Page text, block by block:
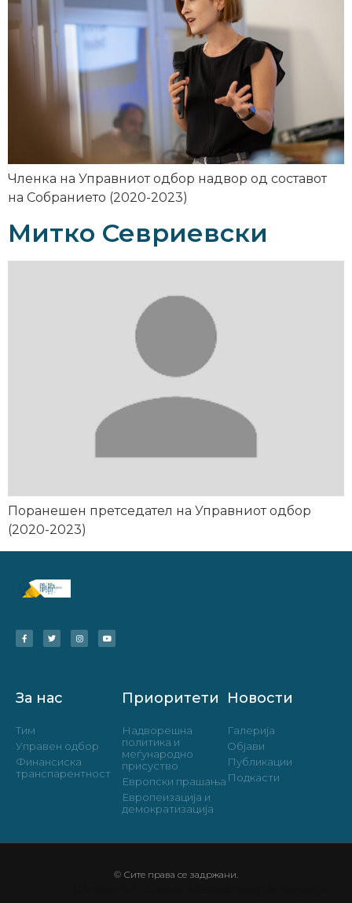
Членка на Управниот одбор надвор од составот
на Собранието (2020-2023)
Митко Севриевски
Поранешен претседател на Управниот одбор
(2020-2023)
За нас
Тим
Управен одбор
Финансиска
транспарентност
Приоритети
Надворешна
политика и
меѓународно
присуство
Европски прашања
Европеизација и
демократизација
Новости
Галерија
Објави
Публикации
Подкасти
© Сите права се задржани.